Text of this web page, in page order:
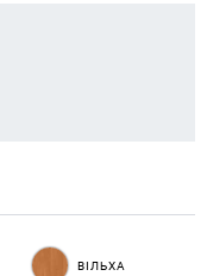
ВІЛЬХА